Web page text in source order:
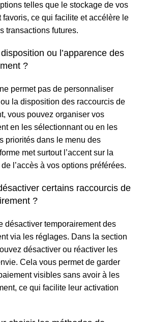
telles que le stockage de vos
favoris, ce qui facilite et accélère le
transactions futures.
ou l’apparence des
?
permet pas de personnaliser
ou la disposition des raccourcis de
vous pouvez organiser vos
en les sélectionnant ou en les
priorités dans le menu des
met surtout l’accent sur la
l’accès à vos options préférées.
certains raccourcis de
?
désactiver temporairement des
via les réglages. Dans la section
désactiver ou réactiver les
Cela vous permet de garder
visibles sans avoir à les
ce qui facilite leur activation